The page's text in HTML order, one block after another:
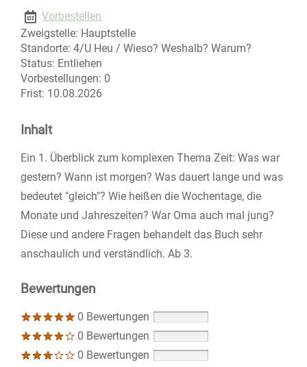
Vorbestellen
Zweigstelle: Hauptstelle
Standorte: 4/U Heu / Wieso? Weshalb? Warum?
Status: Entliehen
Vorbestellungen: 0
Frist: 10.08.2026
Inhalt
Ein 1. Überblick zum komplexen Thema Zeit: Was war
gestern? Wann ist morgen? Was dauert lange und was
bedeutet "gleich"? Wie heißen die Wochentage, die
Monate und Jahreszeiten? War Oma auch mal jung?
Diese und andere Fragen behandelt das Buch sehr
anschaulich und verständlich. Ab 3.
Bewertungen
0 Bewertungen
0 Bewertungen
0 Bewertungen